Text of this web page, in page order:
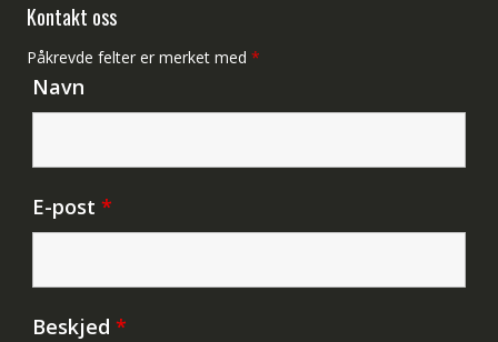
Kontakt oss
Påkrevde felter er merket med *
Navn
E-post *
Beskjed *